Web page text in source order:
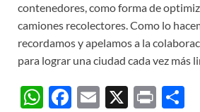
contenedores, como forma de
camiones recolectores. Como lo
recordamos y apelamos a la
para lograr una ciudad cada vez más
W F
E
X
P